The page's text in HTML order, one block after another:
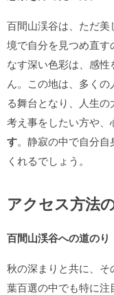
百間山渓谷は、ただ
境で自分を見つめ直す
なす深い色彩は、感
ん。この地は、多く
る舞台となり、人生
考え事をしたい方や
す。静寂の中で自分
くれるでしょう。
アクセス方法
百間山渓谷への道のり
秋の深まりと共に、
葉百選の中でも特に